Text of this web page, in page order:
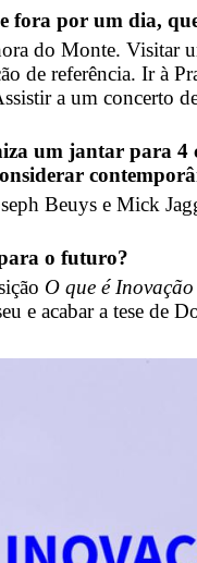
fora por um dia,
do Monte. Visitar
de referência. Ir à
a um concerto
um jantar para 4
Beuys e Mick
o futuro?
O que é
e acabar a tese de